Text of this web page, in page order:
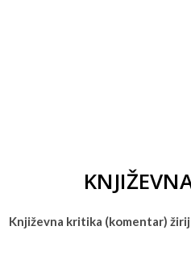
Književna kritika (komentar)